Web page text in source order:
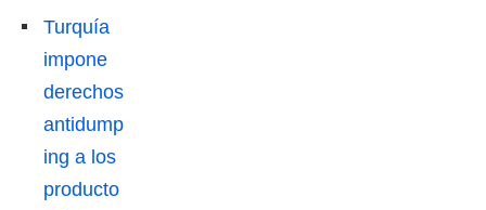
Turquía
impone
derechos
antidump
ing a los
producto